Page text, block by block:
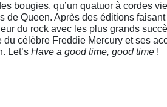
bougies, qu’un quatuor à cordes
de Queen. Après des éditions
du rock avec les plus grands
célèbre Freddie Mercury et ses
Let’s Have a good time, good time !